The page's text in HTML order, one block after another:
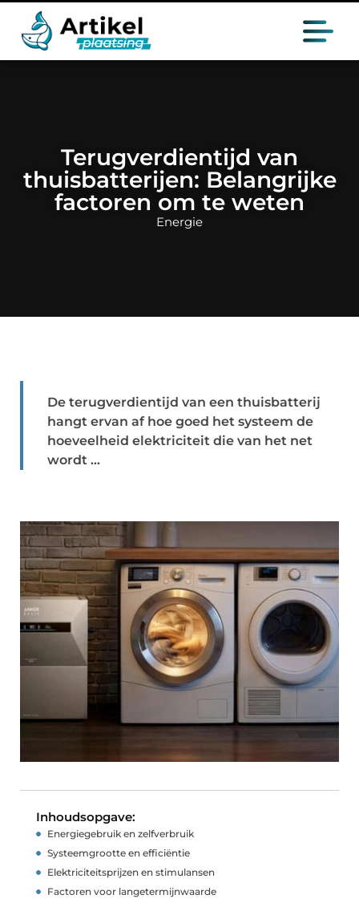
Terugverdientijd van
thuisbatterijen: Belangrijke
factoren om te weten
Energie
De terugverdientijd van een thuisbatterij
hangt ervan af hoe goed het systeem de
hoeveelheid elektriciteit die van het net
wordt ...
Inhoudsopgave:
Energiegebruik en zelfverbruik
Systeemgrootte en efficiëntie
Elektriciteitsprijzen en stimulansen
Factoren voor langetermijnwaarde